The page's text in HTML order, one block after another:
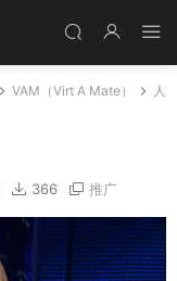
VAM（Virt A Mate）
人
366 推广